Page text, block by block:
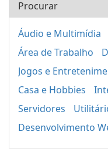
Procurar
Áudio e Multimídia
Área de Trabalho
Jogos e
Casa e Hobbies
Servidores
Desenvolvimento